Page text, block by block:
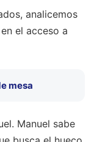
analicemos
el acceso a
mesa
Manuel sabe